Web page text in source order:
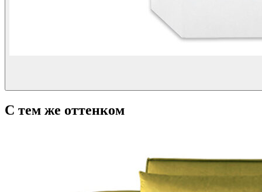
С тем же оттенком